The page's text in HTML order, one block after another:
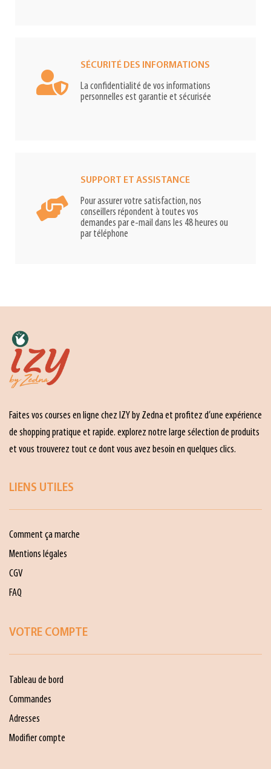
SÉCURITÉ DES INFORMATIONS
La confidentialité de vos informations
personnelles est garantie et sécurisée
SUPPORT ET ASSISTANCE
Pour assurer votre satisfaction, nos
conseillers répondent à toutes vos
demandes par e-mail dans les 48 heures ou
par téléphone
Faites vos courses en ligne chez IZY by Zedna et profitez d’une expérience
de shopping pratique et rapide. explorez notre large sélection de produits
et vous trouverez tout ce dont vous avez besoin en quelques clics.
LIENS UTILES
Comment ça marche
Mentions légales
CGV
FAQ
VOTRE COMPTE
Tableau de bord
Commandes
Adresses
Modifier compte